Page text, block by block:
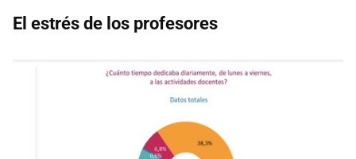
El estrés de los profesores